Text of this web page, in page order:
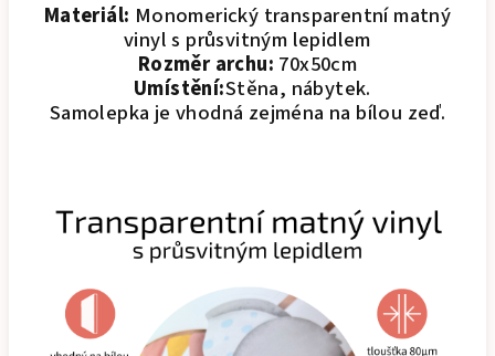
Materiál: Monomerický transparentní matný
vinyl s průsvitným lepidlem
Rozměr archu: 70x50cm
Umístění:Stěna, nábytek.
Samolepka je vhodná zejména na bílou zeď.